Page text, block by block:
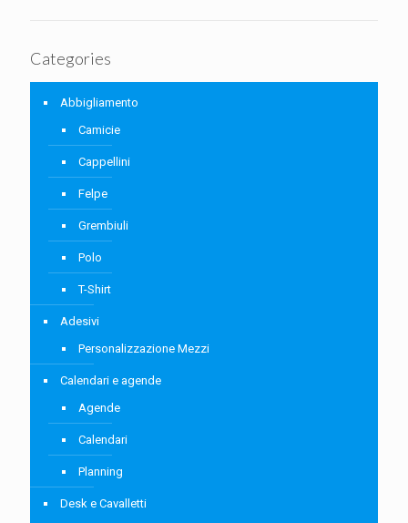
Categories
Abbigliamento
Camicie
Cappellini
Felpe
Grembiuli
Polo
T-Shirt
Adesivi
Personalizzazione Mezzi
Calendari e agende
Agende
Calendari
Planning
Desk e Cavalletti